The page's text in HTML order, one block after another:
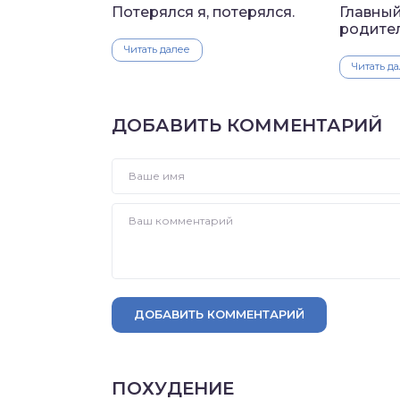
Потерялся я, потерялся.
Читать далее
Читать
ДОБАВИТЬ КОММЕНТАРИЙ
ДОБАВИТЬ КОММЕНТАРИЙ
ПОХУДЕНИЕ